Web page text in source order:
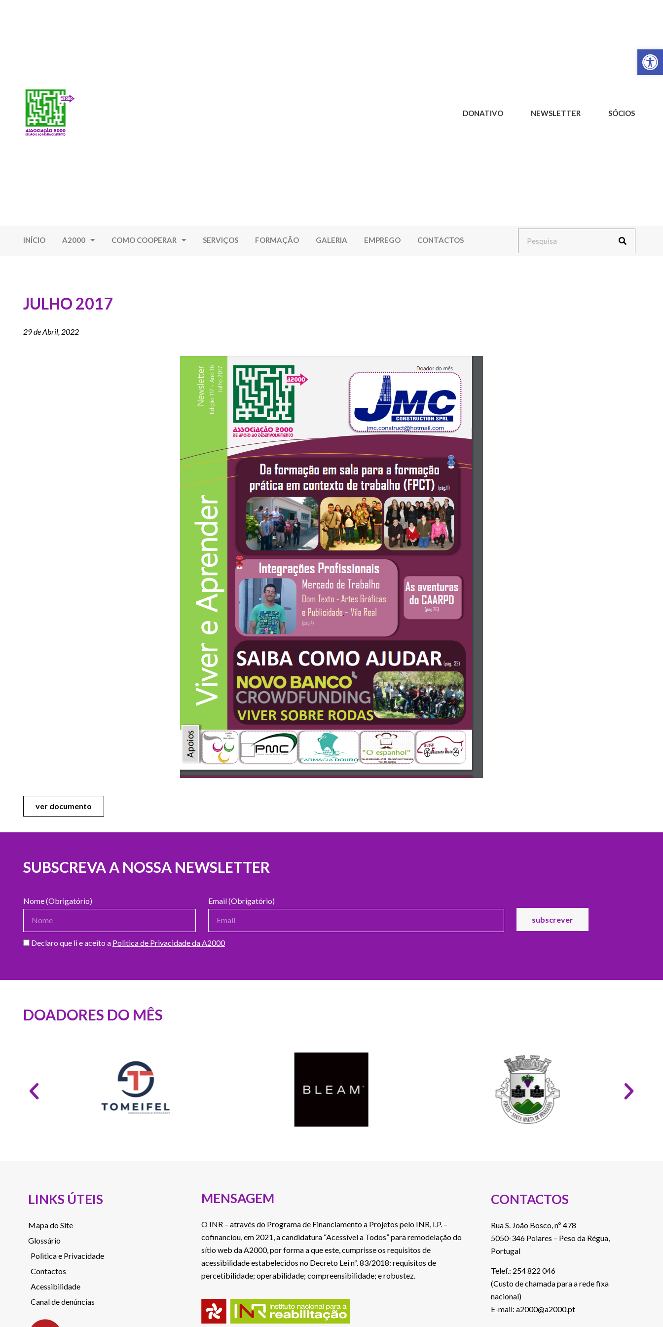
DONATIVO NEWSLETTER SÓCIOS
INÍCIO A2000 COMO COOPERAR SERVIÇOS FORMAÇÃO GALERIA EMPREGO CONTACTOS
JULHO 2017
29 de Abril, 2022
ver documento
SUBSCREVA A NOSSA NEWSLETTER
Nome (Obrigatório) Email (Obrigatório)
Declaro que li e aceito a Politica de Privacidade da A2000
DOADORES DO MÊS
LINKS ÚTEIS
Mapa do Site
Glossário
Politica e Privacidade
Contactos
Acessibilidade
Canal de denúncias
MENSAGEM
O INR – através do Programa de Financiamento a Projetos pelo INR, I.P. –
cofinanciou, em 2021, a candidatura “Acessível a Todos” para remodelação do
sítio web da A2000, por forma a que este, cumprisse os requisitos de
acessibilidade estabelecidos no Decreto Lei nº. 83/2018: requisitos de
percetibilidade; operabilidade; compreensibilidade; e robustez.
CONTACTOS
Rua S. João Bosco, nº 478
5050-346 Poiares – Peso da Régua,
Portugal
Telef.: 254 822 046
(Custo de chamada para a rede fixa
nacional)
E-mail: a2000@a2000.pt